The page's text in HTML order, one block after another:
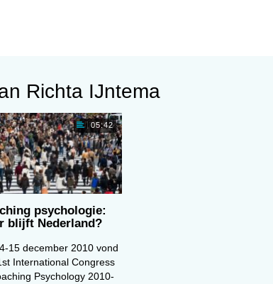
Richta IJntema
05:42
psychologie:
blijft Nederland?
15 december 2010 vond
International Congress
Psychology 2010-